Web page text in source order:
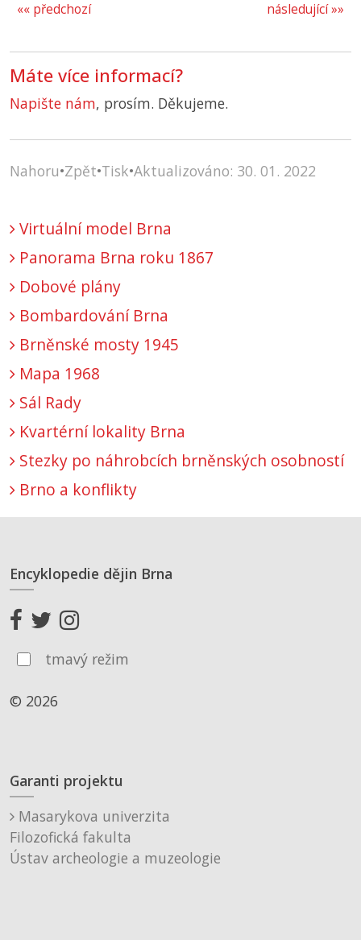
následující »»
«« předchozí
Máte více informací?
Napište nám, prosím. Děkujeme.
Nahoru•Zpět•Tisk•Aktualizováno: 30. 01. 2022
Virtuální model Brna
Panorama Brna roku 1867
Dobové plány
Bombardování Brna
Brněnské mosty 1945
Mapa 1968
Sál Rady
Kvartérní lokality Brna
Stezky po náhrobcích brněnských osobností
Brno a konflikty
Encyklopedie dějin Brna
tmavý režim
© 2026
Garanti projektu
Masarykova univerzita
Filozofická fakulta
Ústav archeologie a muzeologie